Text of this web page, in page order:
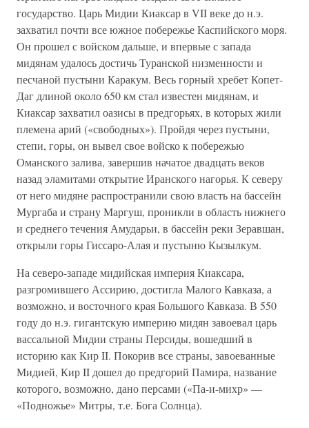
государство. Царь Мидии Киаксар в VII веке до н.э.
захватил почти все южное побережье Каспийского моря.
Он прошел с войском дальше, и впервые с запада
мидянам удалось достичь Туранской низменности и
песчаной пустыни Каракум. Весь горный хребет Копет-
Даг длиной около 650 км стал известен мидянам, и
Киаксар захватил оазисы в предгорьях, в которых жили
племена арий («свободных»). Пройдя через пустыни,
степи, горы, он вывел свое войско к побережью
Оманского залива, завершив начатое двадцать веков
назад эламитами открытие Иранского нагорья. К северу
от него мидяне распространили свою власть на бассейн
Мургаба и страну Маргуш, проникли в область нижнего
и среднего течения Амударьи, в бассейн реки Зеравшан,
открыли горы Гиссаро-Алая и пустыню Кызылкум.
На северо-западе мидийская империя Киаксара,
разгромившего Ассирию, достигла Малого Кавказа, а
возможно, и восточного края Большого Кавказа. В 550
году до н.э. гигантскую империю мидян завоевал царь
вассальной Мидии страны Персиды, вошедший в
историю как Кир II. Покорив все страны, завоеванные
Мидией, Кир II дошел до предгорий Памира, название
которого, возможно, дано персами («Па-и-михр» —
«Подножье» Митры, т.е. Бога Солнца).